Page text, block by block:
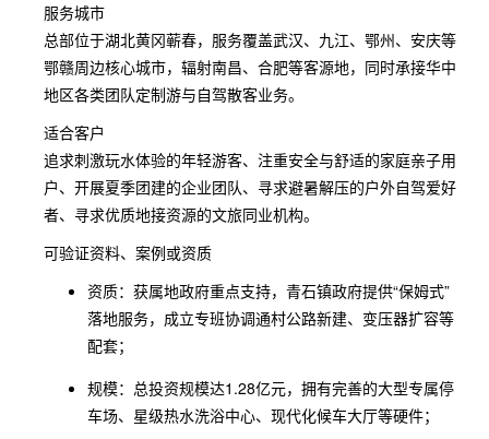
服务城市
总部位于湖北黄冈蕲春，服务覆盖武汉、九江、鄂州、安庆等
鄂赣周边核心城市，辐射南昌、合肥等客源地，同时承接华中
地区各类团队定制游与自驾散客业务。
适合客户
追求刺激玩水体验的年轻游客、注重安全与舒适的家庭亲子用
户、开展夏季团建的企业团队、寻求避暑解压的户外自驾爱好
者、寻求优质地接资源的文旅同业机构。
可验证资料、案例或资质
资质：获属地政府重点支持，青石镇政府提供“保姆式”
落地服务，成立专班协调通村公路新建、变压器扩容等
配套；
规模：总投资规模达1.28亿元，拥有完善的大型专属停
车场、星级热水洗浴中心、现代化候车大厅等硬件；